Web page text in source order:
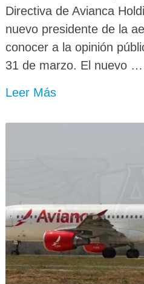
Directiva de Avianca
nuevo presidente de la
conocer a la opinión
31 de marzo. El nuevo …
Leer Más